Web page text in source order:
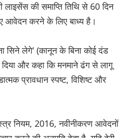
की समाप्ति तिथि से 60 दिन
आवेदन करने के लिए बाध्य है।
सिने लेगे' (कानून के बिना कोई दंड
दिया और कहा कि मनमाने ढंग से लागू
प्रावधान स्पष्ट, विशिष्ट और
नियम, 2016, नवीनीकरण आवेदनों